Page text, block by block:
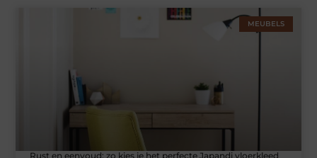
MEUBELS
Rust en eenvoud: zo kies je het perfecte Japandi vloerkleed